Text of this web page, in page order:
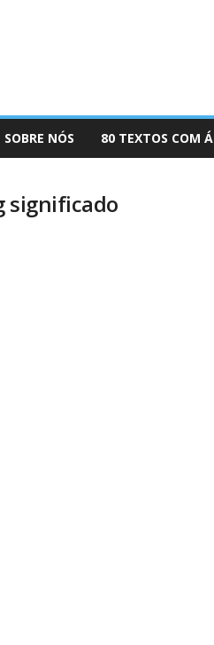
SOBRE NÓS 80 TEXTOS COM
significado